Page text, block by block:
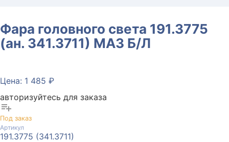
Фара головного света 191.3775
(ан. 341.3711) МАЗ Б/Л
Цена: 1 485 ₽
авторизуйтесь для заказа
playlist_add
Под заказ
Артикул
191.3775 (341.3711)